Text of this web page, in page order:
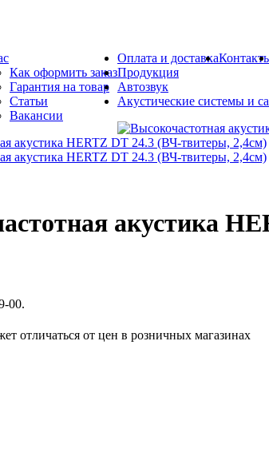
Как оформить заказ
Гарантия на товар
Статьи
Вакансии
Оплата и доставка
Продукция
Автозвук
Акустические системы и
акустика
00.
отличаться от цен в розничных магазинах